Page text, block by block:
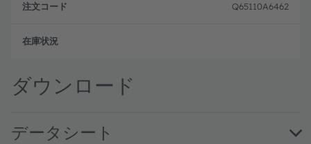
Q65110A6462
ダウンロード
データシート